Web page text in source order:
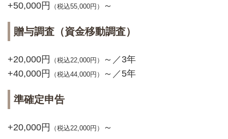
+50,000円 （税込55,000円） ～
贈与調査（資金移動調査）
+20,000円 （税込22,000円）
～／3年
+40,000円
（税込44,000円） ～／5年
準確定申告
+20,000円 （税込22,000円） ～